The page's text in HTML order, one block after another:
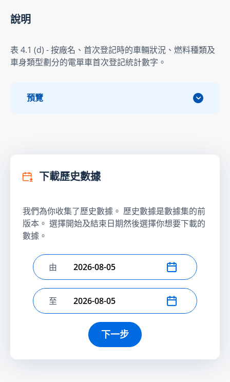
說明
表 4.1 (d) - 按廠名、首次登記時的車輛狀況、燃料種類及
車身類型劃分的電單車首次登記統計數字。
預覽
下載歷史數據
我們為你收集了歷史數據。 歷史數據是數據集的前
版本。 選擇開始及結束日期然後選擇你想要下載的
數據。
選擇開始日期
由
選擇結束日期
至
下一步